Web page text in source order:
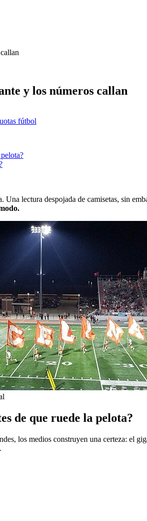
y los números callan
fútbol
lectura despojada de camisetas, sin
de que ruede la pelota?
los medios construyen una certeza: el